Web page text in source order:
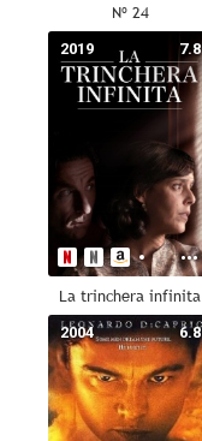
Nº 24
7.8
2019
La trinchera infinita
6.8
2004